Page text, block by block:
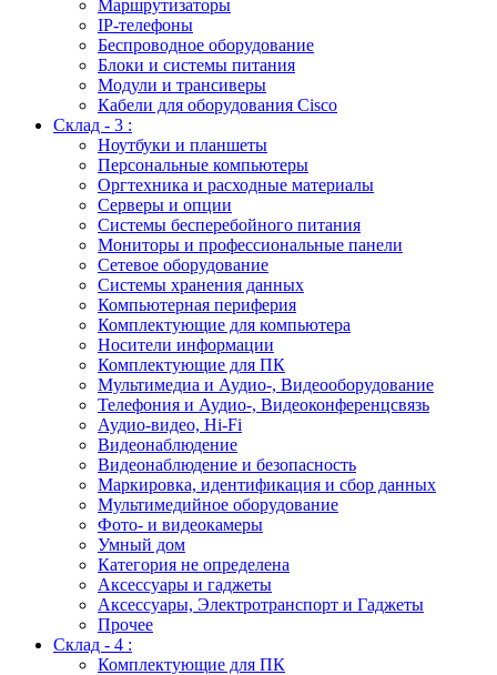
Маршрутизаторы
IP-телефоны
Беспроводное оборудование
Блоки и системы питания
Модули и трансиверы
Кабели для оборудования Cisco
Склад - 3 :
Ноутбуки и планшеты
Персональные компьютеры
Оргтехника и расходные материалы
Серверы и опции
Системы бесперебойного питания
Мониторы и профессиональные панели
Сетевое оборудование
Системы хранения данных
Компьютерная периферия
Комплектующие для компьютера
Носители информации
Комплектующие для ПК
Мультимедиа и Аудио-, Видеооборудование
Телефония и Аудио-, Видеоконференцсвязь
Аудио-видео, Hi-Fi
Видеонаблюдение
Видеонаблюдение и безопасность
Маркировка, идентификация и сбор данных
Мультимедийное оборудование
Фото- и видеокамеры
Умный дом
Категория не определена
Аксессуары и гаджеты
Аксессуары, Электротранспорт и Гаджеты
Прочее
Склад - 4 :
Комплектующие для ПК